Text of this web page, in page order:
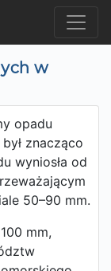
w
opadu
znacząco
wyniosła od
50–90 mm.
mm,